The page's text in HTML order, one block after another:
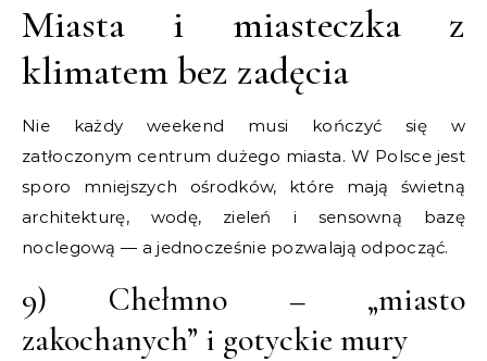
Miasta i miasteczka z
klimatem bez zadęcia
Nie każdy weekend musi kończyć się w
zatłoczonym centrum dużego miasta. W Polsce jest
sporo mniejszych ośrodków, które mają świetną
architekturę, wodę, zieleń i sensowną bazę
noclegową — a jednocześnie pozwalają odpocząć.
9) Chełmno – „miasto
zakochanych” i gotyckie mury